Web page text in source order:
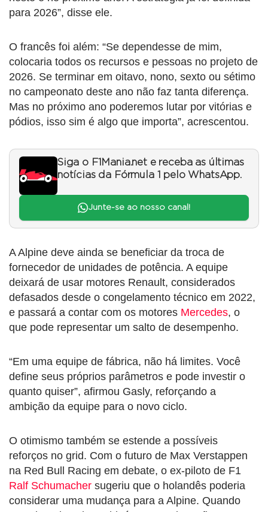
para 2026”, disse ele.
O francês foi além: “Se dependesse de mim,
colocaria todos os recursos e pessoas no projeto de
2026. Se terminar em oitavo, nono, sexto ou sétimo
no campeonato deste ano não faz tanta diferença.
Mas no próximo ano poderemos lutar por vitórias e
pódios, isso sim é algo que importa”, acrescentou.
Siga o F1Mania.net e receba as últimas
notícias da Fórmula 1 pelo WhatsApp.
Junte-se ao nosso canal!
A Alpine deve ainda se beneficiar da troca de
fornecedor de unidades de potência. A equipe
deixará de usar motores Renault, considerados
defasados desde o congelamento técnico em 2022,
e passará a contar com os motores Mercedes, o
que pode representar um salto de desempenho.
“Em uma equipe de fábrica, não há limites. Você
define seus próprios parâmetros e pode investir o
quanto quiser”, afirmou Gasly, reforçando a
ambição da equipe para o novo ciclo.
O otimismo também se estende a possíveis
reforços no grid. Com o futuro de Max Verstappen
na Red Bull Racing em debate, o ex-piloto de F1
Ralf Schumacher sugeriu que o holandês poderia
considerar uma mudança para a Alpine. Quando